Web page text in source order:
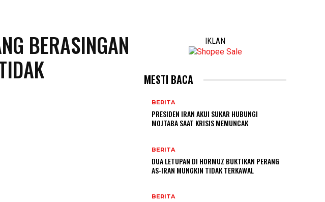
BERASINGAN
IKLAN
MESTI BACA
BERITA
PRESIDEN IRAN AKUI SUKAR HUBUNGI
MOJTABA SAAT KRISIS MEMUNCAK
BERITA
DUA LETUPAN DI HORMUZ BUKTIKAN PERANG
AS-IRAN MUNGKIN TIDAK TERKAWAL
BERITA